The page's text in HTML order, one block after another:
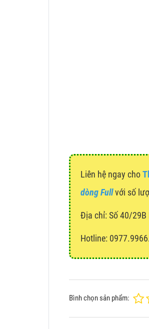
Liên hệ ngay cho
dòng Fullvới số
Địa chỉ: Số 40/29B
Hotline:
Bình chọn sản phẩm: